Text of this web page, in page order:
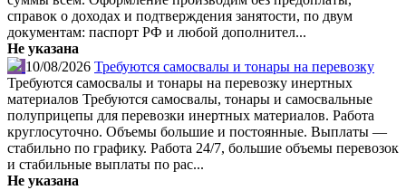
справок о доходах и подтверждения занятости, по двум
документам: паспорт РФ и любой дополнител...
Не указана
10/08/2026 Требуются самосвалы и тонары на перевозку
Требуются самосвалы и тонары на перевозку инертных
материалов Требуются самосвалы, тонары и самосвальные
полуприцепы для перевозки инертных материалов. Работа
круглосуточно. Объемы большие и постоянные. Выплаты —
стабильно по графику. Работа 24/7, большие объемы перевозок
и стабильные выплаты по рас...
Не указана